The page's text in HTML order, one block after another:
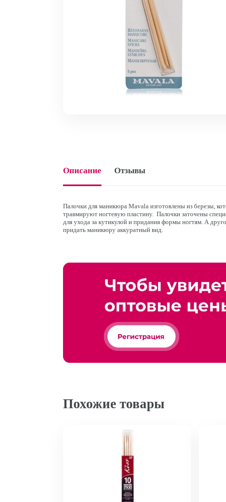
Описание Отзывы
Палочки для маникюра Mavala изготовлены из березы,
травмируют ногтевую пластину. Палочки заточены
для ухода за кутикулой и придания формы ногтям. А
придать маникюру аккуратный вид.
Похожие товары